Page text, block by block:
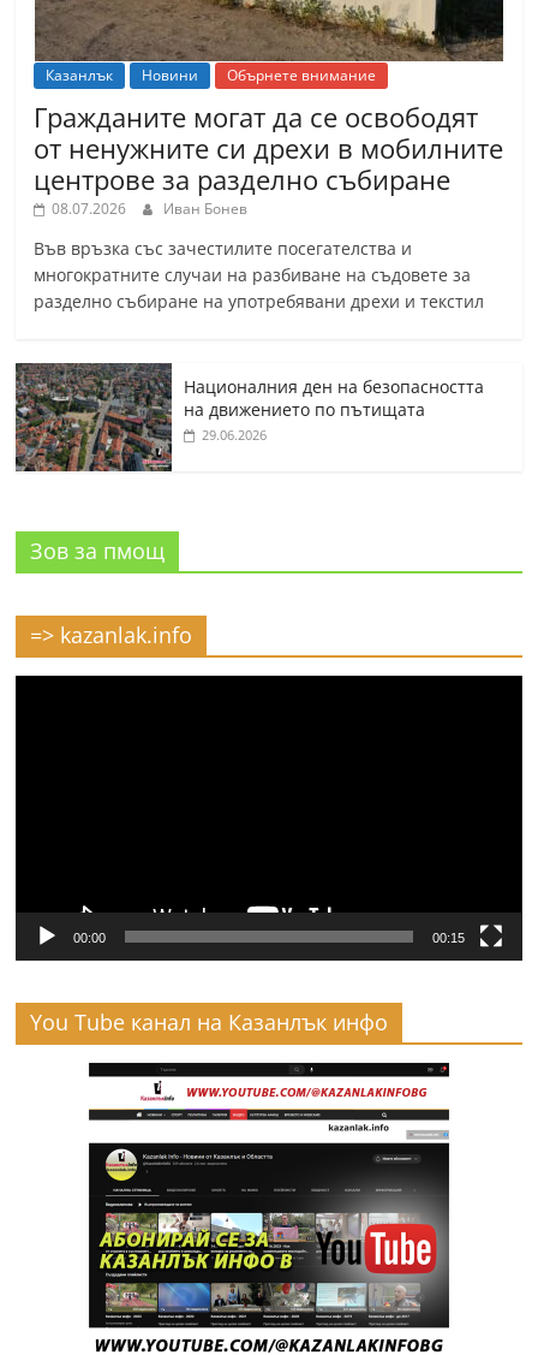
Казанлък Новини Обърнете внимание
Гражданите могат да се освободят
от ненужните си дрехи в мобилните
центрове за разделно събиране
08.07.2026 Иван Бонев
Във връзка със зачестилите посегателства и
многократните случаи на разбиване на съдовете за
разделно събиране на употребявани дрехи и текстил
Националния ден на безопасността
на движението по пътищата
29.06.2026
Зов за пмощ
=> kazanlak.info
00:00 00:15
You Tube канал на Казанлък инфо